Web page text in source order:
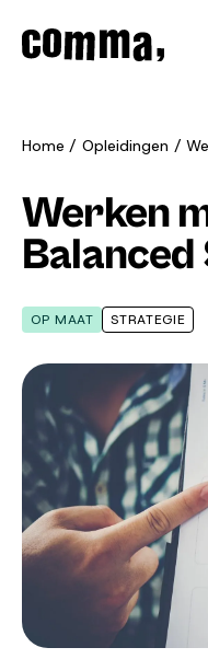
Home Opleidingen
Werken
OP MAAT STRATEGIE